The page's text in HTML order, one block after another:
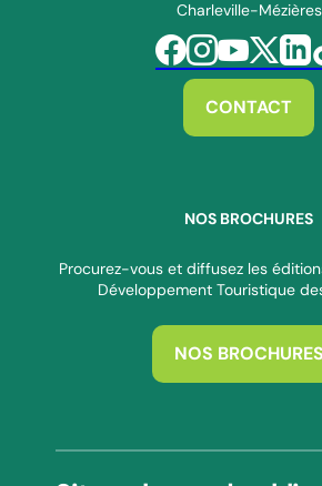
Charleville-Mézières
Suivez-nous sur
Suivez-nous sur
Suivez-nous
Suivez-
CONTACT
NOS BROCHURES
Procurez-vous et diffusez les
Développement Touristique
NOS BROCHURES